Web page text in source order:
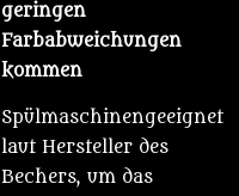
geringen
Farbabweichungen
kommen
Spülmaschinengeeignet
laut Hersteller des
Bechers, um das